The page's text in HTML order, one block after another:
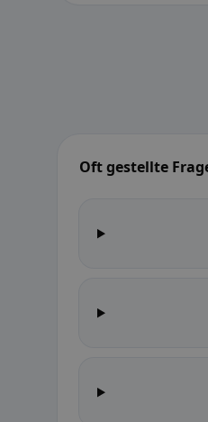
Oft gestellte